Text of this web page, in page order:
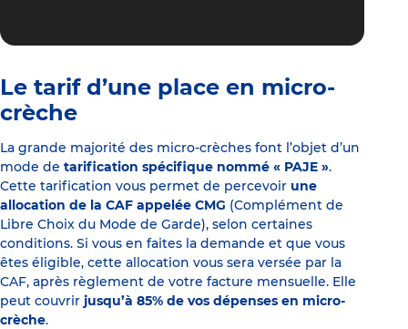
Le tarif d’une place en micro-
crèche
La grande majorité des micro-crèches font l’objet d’un
mode de tarification spécifique nommé « PAJE ».
Cette tarification vous permet de percevoir une
allocation de la CAF appelée CMG (Complément de
Libre Choix du Mode de Garde), selon certaines
conditions. Si vous en faites la demande et que vous
êtes éligible, cette allocation vous sera versée par la
CAF, après règlement de votre facture mensuelle. Elle
peut couvrir jusqu’à 85% de vos dépenses en micro-
crèche.